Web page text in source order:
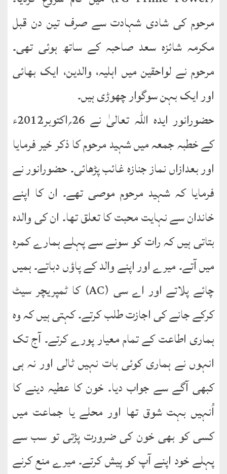
مرحوم کی شادی شہادت سے صرف تین دن قبل
مکرمہ شائزہ سعد صاحبہ کے ساتھ ہوئی تھی۔
مرحوم نے لواحقین میں اہلیہ، والدین، ایک بھائی
اور ایک بہن سوگوار چھوڑی ہیں۔
حضورانور ایدہ اللہ تعالیٰ نے 26؍اکتوبر2012ء
کے خطبہ جمعہ میں شہید مرحوم کا ذکر خیر فرمایا
اور بعدازاں نماز جنازہ غائب پڑھائی۔ حضورانور نے
فرمایا کہ شہید مرحوم موصی تھے۔ ان کا اپنے
خاندان سے نہایت محبت کا تعلق تھا۔ ان کی والدہ
بتاتی ہیں کہ رات کو سونے سے پہلے ہمارے کمرہ
میں آتے۔ میرے اور اپنے والد کے پاؤں دباتے۔ ہمیں
چائے پلاتے اور اے سی (AC) کا ٹمپریچر سیٹ
کرکے جانے کی اجازت طلب کرتے۔ کہتی ہیں کہ وہ
ہماری اطاعت کے تمام معیار پورے کرتے۔ آج تک
انہوں نے ہماری کوئی بات نہیں ٹالی اور نہ ہی
کبھی آگے سے جواب دیا۔ خون کا عطیہ دینے کا
اُنہیں بہت شوق تھا اور محلے یا جماعت میں
کسی کو بھی خون کی ضرورت پڑتی تو سب سے
پہلے خود اپنے آپ کو پیش کرتے۔ میرے منع کرنے